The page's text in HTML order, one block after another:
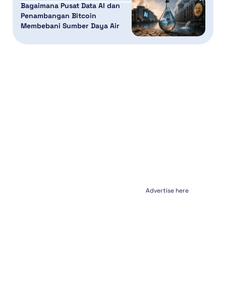
Bagaimana Pusat Data AI dan
Penambangan Bitcoin
Membebani Sumber Daya Air
Advertise here